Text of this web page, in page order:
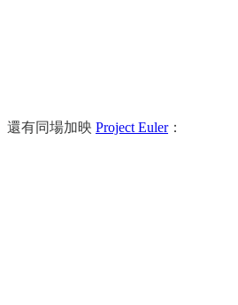
還有同場加映 Project Euler：